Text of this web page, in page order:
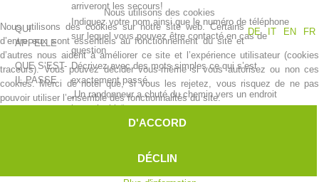
arriveront les secours!
QUI
APPELLE
Indiquez votre nom ainsi que le numéro de téléphone
sur lequel vous pouvez être contacté en cas de
question
QUE S’EST-
IL PASSE
Décrivez avec des mots simples ce qui s’est
exactement passé.
„Un randonneur a chuté du chemin vers un endroit
impraticable“...
„Des appels au secours proviennent d’une paroi
„Un randonneur à des douleurs aigües dans la poitrine“...
Nous utilisons des cookies
DE
IT EN FR
Nous utilisons des cookies sur notre site web. Certains
d’entre eux sont essentiels au fonctionnement du site et
d’autres nous aident à améliorer ce site et l’expérience utilisateur (cookies
traceurs). Vous pouvez décider vous-même si vous autorisez ou non ces
cookies. Merci de noter que, si vous les rejetez, vous risquez de ne pas
pouvoir utiliser l’ensemble des fonctionnalités du site.
D'ACCORD
DÉCLIN